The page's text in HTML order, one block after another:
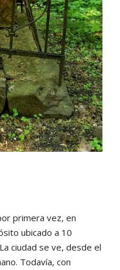
primera vez, en
ubicado a 10
ciudad se ve, desde el
Todavía, con